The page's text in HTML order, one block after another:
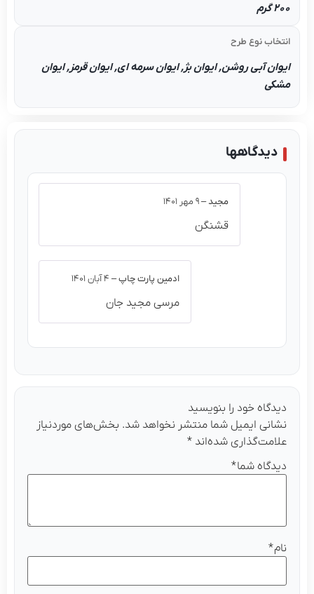
200 گرم
انتخاب نوع طرح
ایوان آبی روشن, ایوان بژ, ایوان سرمه ای, ایوان قرمز, ایوان
مشکی
دیدگاهها
مجید– ۹ مهر ۱۴۰۱
قشنگن
ادمین پارت چاپ–۴ آبان ۱۴۰۱
مرسی مجید جان
دیدگاه خود را بنویسید
نشانی ایمیل شما منتشر نخواهد شد. بخش‌های موردنیاز
علامت‌گذاری شده‌اند*
دیدگاه شما*
نام*